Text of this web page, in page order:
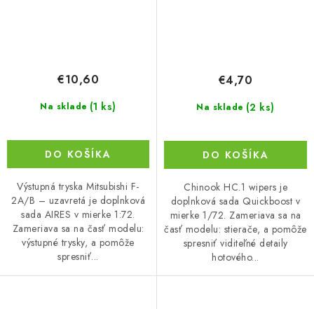
Na sklade (1 ks)
€10,60
DO KOŠÍKA
Výstupná tryska Mitsubishi F-
2A/B – uzavretá je doplnková
sada AIRES v mierke 1:72.
Zameriava sa na časť modelu:
výstupné trysky, a pomôže
spresniť...
Na sklade (2 ks)
€4,70
DO KOŠÍKA
Chinook HC.1 wipers je
doplnková sada Quickboost v
mierke 1/72. Zameriava sa na
časť modelu: stierače, a pomôže
spresniť viditeľné detaily
hotového...